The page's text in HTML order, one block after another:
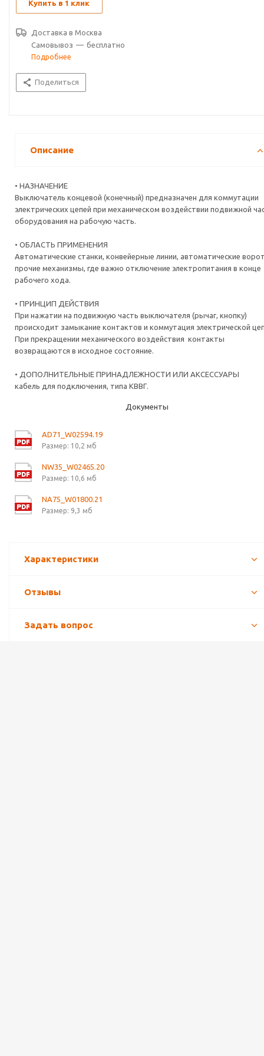
возвращаются в исходное состояние.
• ДОПОЛНИТЕЛЬНЫЕ ПРИНАДЛЕЖНОСТИ ИЛИ АКСЕССУАРЫ
кабель для подключения, типа КВВГ.
Купить в 1 клик
Доставка в Москва
Самовывоз — бесплатно
Подробнее
Поделиться
Описание
• НАЗНАЧЕНИЕ
Выключатель концевой (конечный) предназначен для коммутации
электрических цепей при механическом воздействии подвижной
оборудования на рабочую часть.
• ОБЛАСТЬ ПРИМЕНЕНИЯ
Автоматические станки, конвейерные линии, автоматические
прочие механизмы, где важно отключение электропитания в конце
рабочего хода.
• ПРИНЦИП ДЕЙСТВИЯ
При нажатии на подвижную часть выключателя (рычаг, кнопку)
происходит замыкание контактов и коммутация электрической
При прекращении механического воздействия контакты
возвращаются в исходное состояние.
• ДОПОЛНИТЕЛЬНЫЕ ПРИНАДЛЕЖНОСТИ ИЛИ АКСЕССУАРЫ
кабель для подключения, типа КВВГ.
Документы
AD71_W02594.19
Размер: 10,2 мб
NW35_W02465.20
Размер: 10,6 мб
NA75_W01800.21
Размер: 9,3 мб
Характеристики
Отзывы
Задать вопрос